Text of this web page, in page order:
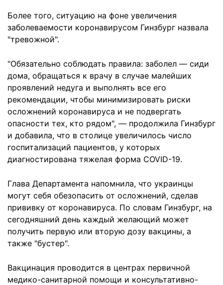
Более того, ситуацию на фоне увеличения
заболеваемости коронавирусом Гинзбург назвала
"тревожной".
"Обязательно соблюдать правила: заболел — сиди
дома, обращаться к врачу в случае малейших
проявлений недуга и выполнять все его
рекомендации, чтобы минимизировать риски
осложнений коронавируса и не подвергать
опасности тех, кто рядом", — продолжила Гинзбург
и добавила, что в столице увеличилось число
госпитализаций пациентов, у которых
диагностирована тяжелая форма COVID-19.
Глава Департамента напомнила, что украинцы
могут себя обезопасить от осложнений, сделав
прививку от коронавируса. По словам Гинзбург, на
сегодняшний день каждый желающий может
получить первую или вторую дозу вакцины, а
также "бустер".
Вакцинация проводится в центрах первичной
медико-санитарной помощи и консультативно-